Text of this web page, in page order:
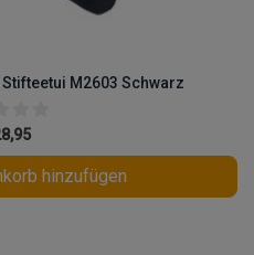
M2603 Schwarz
hinzufügen